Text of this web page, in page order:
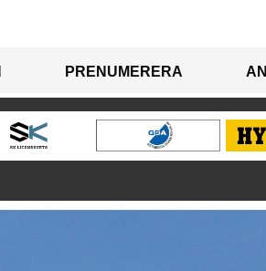
PRENUMERERA